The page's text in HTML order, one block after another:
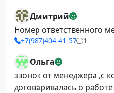
Дмитрий
Номер ответственного
+7(987)404-41-57 1
Ольга
звонок от менеджера ,с
договаривалась о